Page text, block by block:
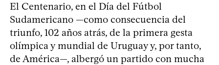
El Centenario, en el Día del Fútbol
Sudamericano —como consecuencia del
triunfo, 102 años atrás, de la primera gesta
olímpica y mundial de Uruguay y, por tanto,
de América—, albergó un partido con mucha